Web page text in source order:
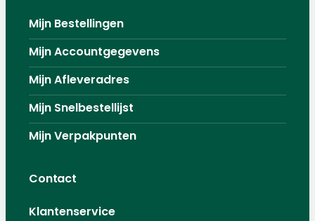
Mijn Bestellingen
Mijn Accountgegevens
Mijn Afleveradres
Mijn Snelbestellijst
Mijn Verpakpunten
Contact
Klantenservice